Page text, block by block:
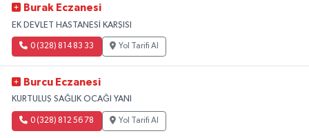
Burak Eczanesi
EK DEVLET HASTANESİ KARŞISI
0 (328) 814 83 33 Yol Tarifi Al
Burcu Eczanesi
KURTULUŞ SAĞLIK OCAĞI YANI
0 (328) 812 56 78 Yol Tarifi Al